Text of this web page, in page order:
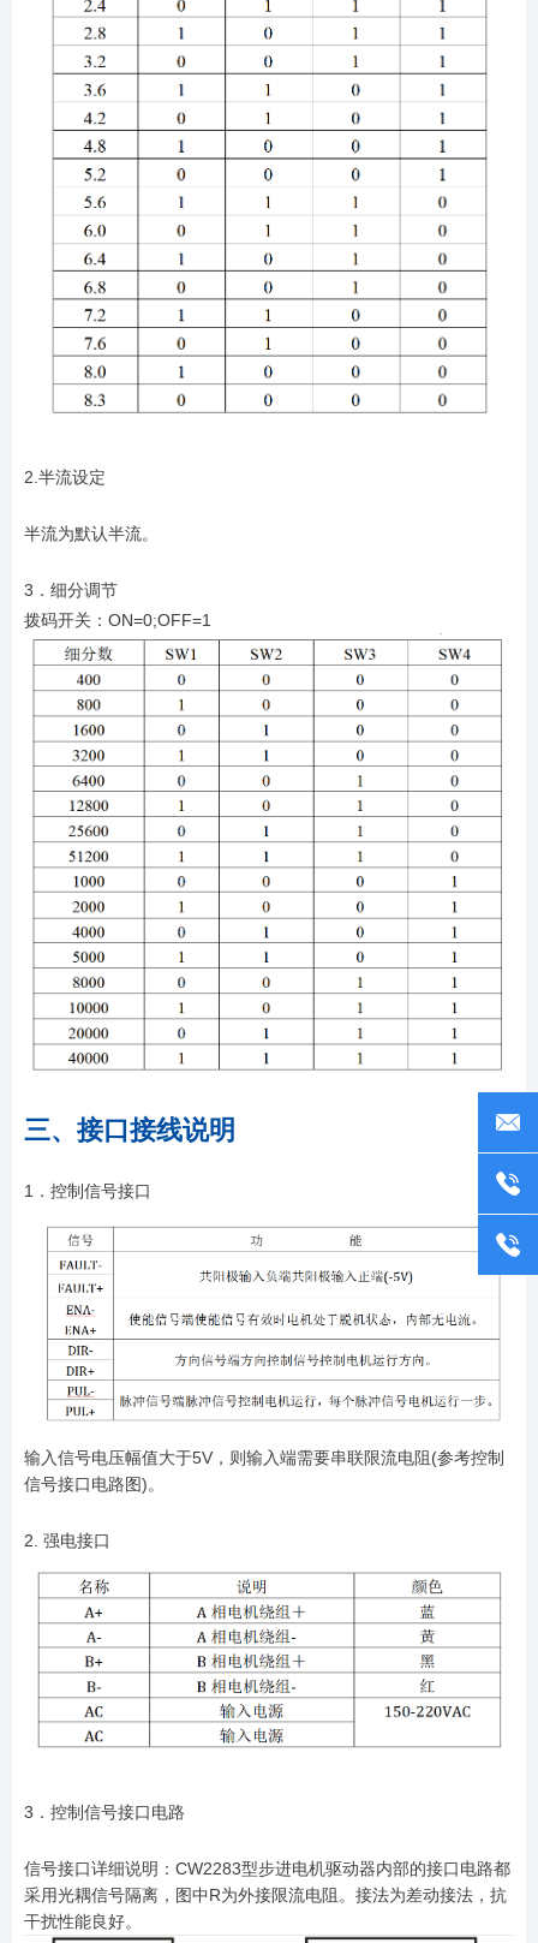
2.半流设定
半流为默认半流。
3．细分调节
拨码开关：ON=0;OFF=1
三、接口接线说明
1．控制信号接口
输入信号电压幅值大于5V，则输入端需要串联限流电阻(参考控制
信号接口电路图)。
2. 强电接口
3．控制信号接口电路
信号接口详细说明：CW2283型步进电机驱动器内部的接口电路都
采用光耦信号隔离，图中R为外接限流电阻。接法为差动接法，抗
干扰性能良好。